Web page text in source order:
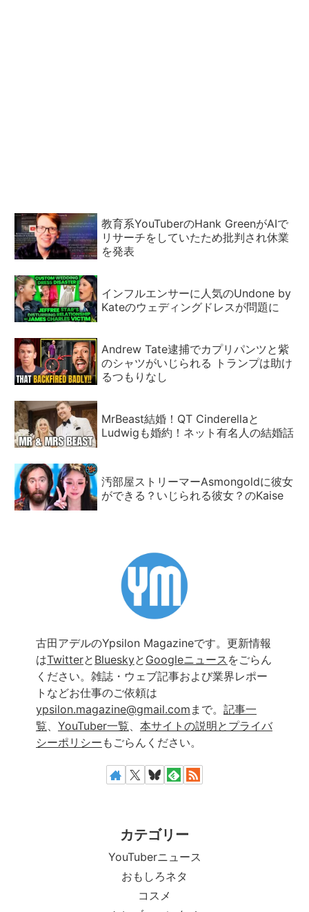
教育系YouTuberのHank GreenがAIで
リサーチをしていたため批判され休業
を発表
インフルエンサーに人気のUndone by
Kateのウェディングドレスが問題に
Andrew Tate逮捕でカプリパンツと紫
のシャツがいじられる トランプは助け
るつもりなし
MrBeast結婚！QT Cinderellaと
Ludwigも婚約！ネット有名人の結婚話
汚部屋ストリーマーAsmongoldに彼女
ができる？いじられる彼女？のKaise
古田アデルのYpsilon Magazineです。更新情報
はTwitterと Blueskyと Googleニュース をごらん
ください。雑誌・ウェブ記事および業界レポー
トなどお仕事のご依頼は
ypsilon.magazine@gmail.com まで。 記事一
覧、 YouTuber一覧、 本サイトの説明とプライバ
シーポリシー もごらんください。
カテゴリー
YouTuberニュース
おもしろネタ
コスメ